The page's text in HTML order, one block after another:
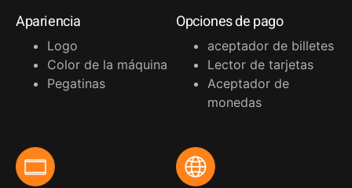
Apariencia
Logo
Color de la máquina
Pegatinas
Opciones de pago
aceptador de billetes
Lector de tarjetas
Aceptador de
monedas